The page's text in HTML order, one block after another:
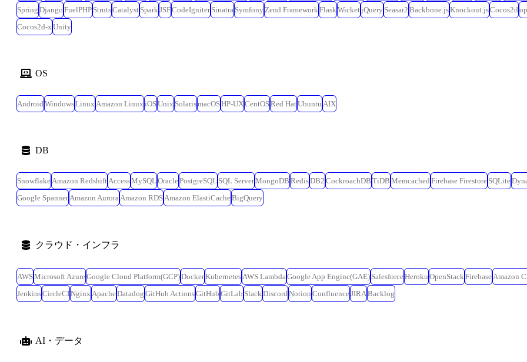
Spring Django FuelPHP StrutsCatalyst Spark JSFCodeIgniter Sinatra Symfony Zend Framework Flask WicketjQuery Seasar2 Backbone.jsKnockout.jsCocos2d
Cocos2d-x Unity
OS
Android WindowsLinux Amazon Linux iOSUnix SolarismacOSHP-UXCentOSRed HatUbuntu AIX
DB
Snowflake Amazon Redshift AccessMySQL OraclePostgreSQL SQL ServerMongoDB RedisDB2 CockroachDB TiDB Memcached Firebase Firestore SQLite
Google Spanner Amazon Aurora Amazon RDS Amazon ElastiCacheBigQuery
クラウド・インフラ
AWSMicrosoft AzureGoogle Cloud Platform(GCP)DockerKubernetes AWS Lambda Google App Engine(GAE) SalesforceHeroku OpenStack Firebase Amazon
JenkinsCircleCINginx ApacheDatadog GitHub ActionsGitHub GitLab Slack Discord Notion ConfluenceJIRA Backlog
AI・データ